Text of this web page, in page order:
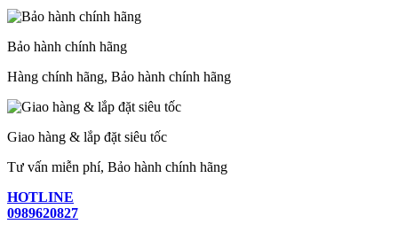
Bảo hành chính hãng
Hàng chính hãng, Bảo hành chính hãng
Giao hàng & lắp đặt siêu tốc
Tư vấn miễn phí, Bảo hành chính hãng
HOTLINE
0989620827